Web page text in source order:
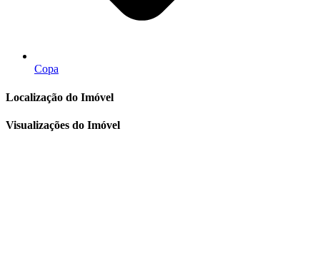
Copa
Localização do Imóvel
Visualizações do Imóvel